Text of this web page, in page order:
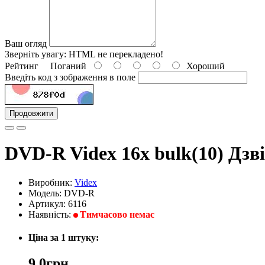
Ваш огляд
Зверніть увагу: HTML не перекладено!
Рейтинг Поганий
Хороший
Введіть код з зображення в поле
Продовжити
DVD-R Videx 16x bulk(10)
Виробник: Videx
Модель: DVD-R
Артикул: 6116
Наявність:
Тимчасово немає
Ціна за 1 штуку: